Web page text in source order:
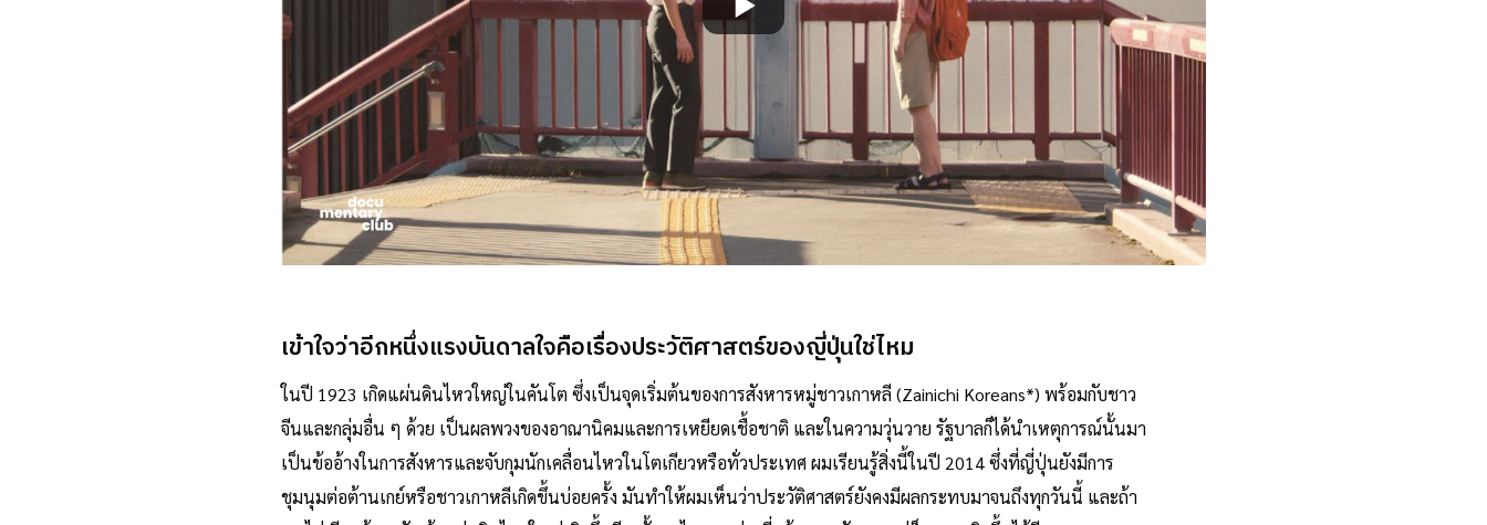
เข้าใจว่าอีกหนึ่งแรงบันดาลใจคือเรื่องประวัติศาสตร์ของญี่ปุ่นใช่ไหม
ในปี 1923 เกิดแผ่นดินไหวใหญ่ในคันโต ซึ่งเป็นจุดเริ่มต้นของการสังหารหมู่ชาวเกาหลี (Zainichi Koreans*) พร้อมกับชาว
จีนและกลุ่มอื่น ๆ ด้วย เป็นผลพวงของอาณานิคมและการเหยียดเชื้อชาติ และในความวุ่นวาย รัฐบาลก็ได้นำเหตุการณ์นั้นมา
เป็นข้ออ้างในการสังหารและจับกุมนักเคลื่อนไหวในโตเกียวหรือทั่วประเทศ ผมเรียนรู้สิ่งนี้ในปี 2014 ซึ่งที่ญี่ปุ่นยังมีการ
ชุมนุมต่อต้านเกย์หรือชาวเกาหลีเกิดขึ้นบ่อยครั้ง มันทำให้ผมเห็นว่าประวัติศาสตร์ยังคงมีผลกระทบมาจนถึงทุกวันนี้ และถ้า